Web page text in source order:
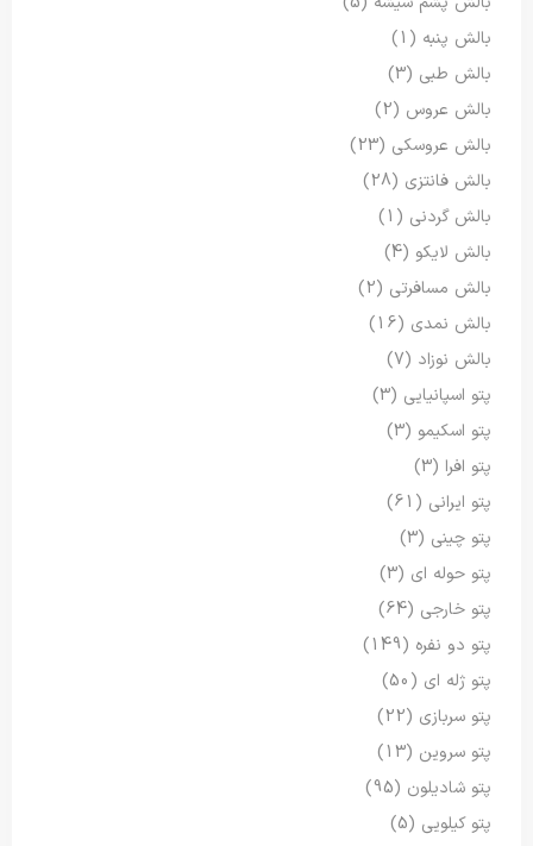
بالش پنبه (1)
بالش طبی (3)
بالش عروس (2)
بالش عروسکی (23)
بالش فانتزی (28)
بالش گردنی (1)
بالش لایکو (4)
بالش مسافرتی (2)
بالش نمدی (16)
بالش نوزاد (7)
پتو اسپانیایی (3)
پتو اسکیمو (3)
پتو افرا (3)
پتو ایرانی (61)
پتو چینی (3)
پتو حوله ای (3)
پتو خارجی (64)
پتو دو نفره (149)
پتو ژله ای (50)
پتو سربازی (22)
پتو سروین (13)
پتو شادیلون (95)
پتو کیلویی (5)